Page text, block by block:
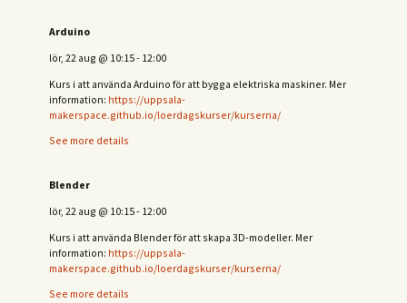
Arduino
lör, 22 aug @ 10:15- 12:00
Kurs i att använda Arduino för att bygga elektriska maskiner. Mer
information: https://uppsala-
makerspace.github.io/loerdagskurser/kurserna/
See more details
Blender
lör, 22 aug @ 10:15- 12:00
Kurs i att använda Blender för att skapa 3D-modeller. Mer
information: https://uppsala-
makerspace.github.io/loerdagskurser/kurserna/
See more details